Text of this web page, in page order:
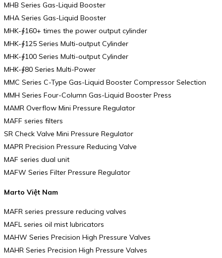
MHB Series Gas-Liquid Booster
MHA Series Gas-Liquid Booster
MHK-∮160+ times the power output cylinder
MHK-∮125 Series Multi-output Cylinder
MHK-∮100 Series Multi-output Cylinder
MHK-∮80 Series Multi-Power
MMC Series C-Type Gas-Liquid Booster Compressor Selection
MMH Series Four-Column Gas-Liquid Booster Press
MAMR Overflow Mini Pressure Regulator
MAFF series filters
SR Check Valve Mini Pressure Regulator
MAPR Precision Pressure Reducing Valve
MAF series dual unit
MAFW Series Filter Pressure Regulator
Marto Việt Nam
MAFR series pressure reducing valves
MAFL series oil mist lubricators
MAHW Series Precision High Pressure Valves
MAHR Series Precision High Pressure Valves